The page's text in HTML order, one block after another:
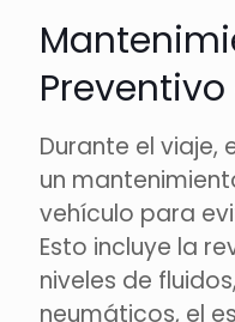
Durante el viaje,
un
vehículo para
Esto incluye la
niveles de
neumáticos, el